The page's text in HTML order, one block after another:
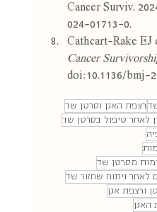
Cancer Surviv.
024-01713-0.
Cathcart-Rake EJ
Cancer
doi:10.1136/bmj-
רצפת האגן וסרטן שד
לאחר טיפול בסרטן שד
מסרטן שד
לאחר ניתוח שחזור שד
האגן